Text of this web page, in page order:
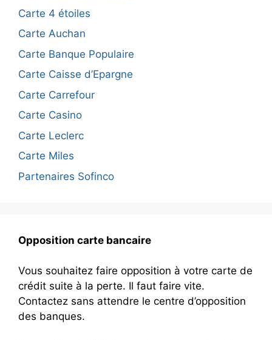
Carte 4 étoiles
Carte Auchan
Carte Banque Populaire
Carte Caisse d’Epargne
Carte Carrefour
Carte Casino
Carte Leclerc
Carte Miles
Partenaires Sofinco
Opposition carte bancaire
Vous souhaitez faire opposition à votre carte de
crédit suite à la perte. Il faut faire vite.
Contactez sans attendre le centre d’opposition
des banques.